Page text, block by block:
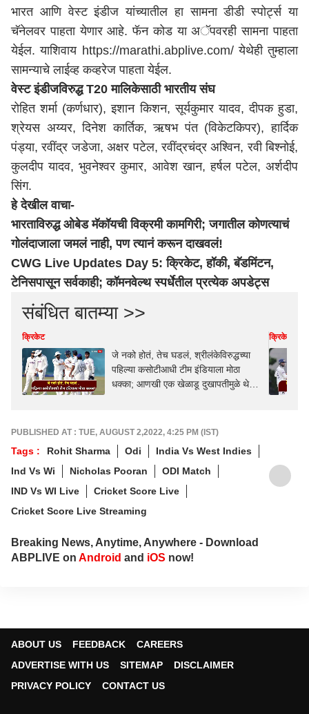
भारत आणि वेस्ट इंडीज यांच्यातील हा सामना डीडी स्पोर्ट्स या
चॅनेलवर पाहता येणार आहे. फॅन कोड या अॅपवरही सामना पाहता
येईल. याशिवाय https://marathi.abplive.com/येथेही तुम्हाला
सामन्याचे लाईव्ह कव्हरेज पाहता येईल.
वेस्ट इंडीजविरुद्ध T20 मालिकेसाठी भारतीय संघ
रोहित शर्मा (कर्णधार), इशान किशन, सूर्यकुमार यादव, दीपक हुडा,
श्रेयस अय्यर, दिनेश कार्तिक, ऋषभ पंत (विकेटकिपर), हार्दिक
पंड्या, रवींद्र जडेजा, अक्षर पटेल, रवींद्रचंद्र अश्विन, रवी बिश्नोई,
कुलदीप यादव, भुवनेश्वर कुमार, आवेश खान, हर्षल पटेल, अर्शदीप
सिंग.
हे देखील वाचा-
भारताविरुद्ध ओबेड मॅकॉयची विक्रमी कामगिरी; जगातील कोणत्याचं
गोलंदाजाला जमलं नाही, पण त्यानं करून दाखवलं!
CWG Live Updates Day 5: क्रिकेट, हॉकी, बॅडमिंटन,
टेनिसपासून सर्वकाही; कॉमनवेल्थ स्पर्धेतील प्रत्येक अपडेट्स
संबंधित बातम्या >>
क्रिकेट
जे नको होतं, तेच घडलं, श्रीलंकेविरुद्धच्या
पहिल्या कसोटीआधी टीम इंडियाला मोठा
धक्का; आणखी एक खेळाडू दुखापतीमुळे थेट
क्रिकेट
PUBLISHED AT : TUE, AUGUST 2,2022, 4:25 PM (IST)
Tags : Rohit Sharma Odi
India Vs West Indies
Ind Vs Wi
Nicholas Pooran
ODI Match
IND Vs WI Live
Cricket Score Live
Cricket Score Live Streaming
Breaking News, Anytime, Anywhere - Download
ABPLIVE on Android and iOS now!
ABOUT US FEEDBACK
CAREERS
ADVERTISE WITH US
SITEMAP
DISCLAIMER
PRIVACY POLICY
CONTACT US